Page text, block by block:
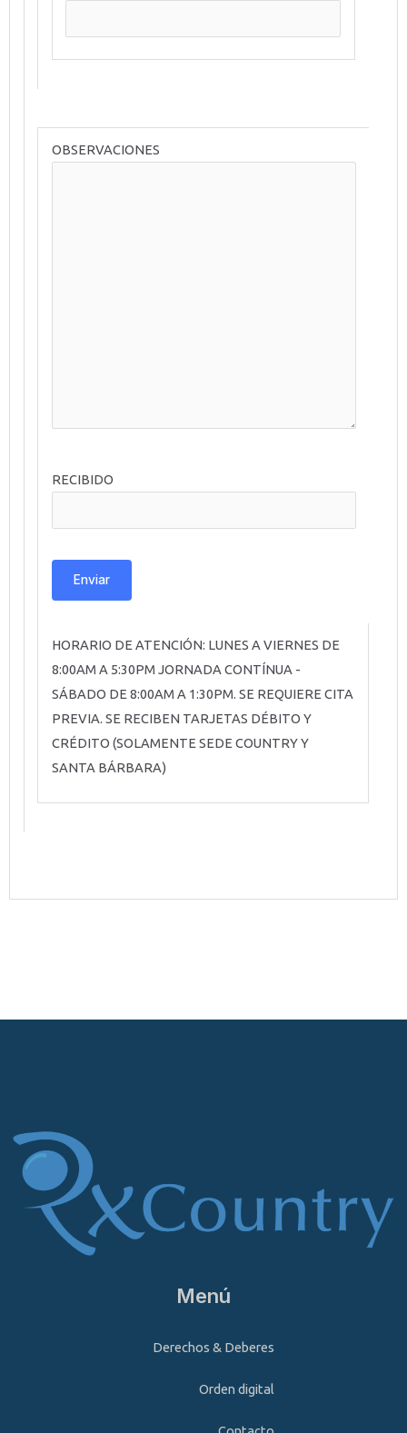
OBSERVACIONES
RECIBIDO
HORARIO DE ATENCIÓN: LUNES A VIERNES DE
8:00AM A 5:30PM JORNADA CONTÍNUA -
SÁBADO DE 8:00AM A 1:30PM. SE REQUIERE CITA
PREVIA. SE RECIBEN TARJETAS DÉBITO Y
CRÉDITO (SOLAMENTE SEDE COUNTRY Y
SANTA BÁRBARA)
Menú
Derechos & Deberes
Orden digital